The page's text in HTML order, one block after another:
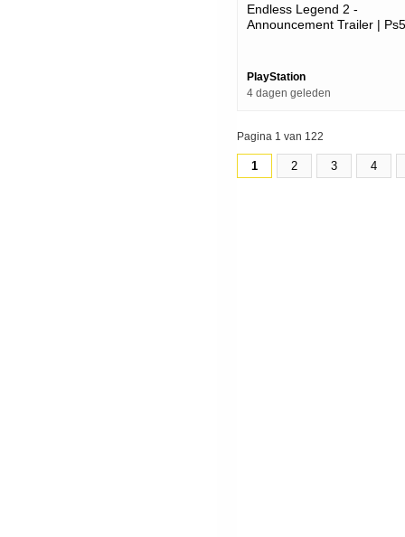
Endless Legend 2 -
Announcement Trailer | Ps5
PlayStation
4 dagen geleden
Pagina 1 van 122
1 2 3 4